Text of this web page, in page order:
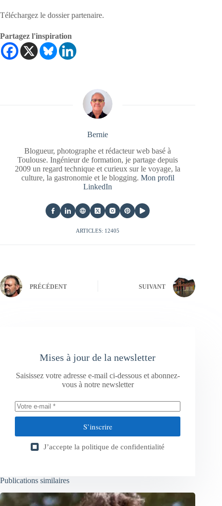
Téléchargez le dossier partenaire.
Partagez l'inspiration
Bernie
Blogueur, photographe et rédacteur web basé à
Toulouse. Ingénieur de formation, je partage depuis
2009 un regard technique et curieux sur le voyage, la
culture, la gastronomie et le blogging. Mon profil
LinkedIn
ARTICLES: 12405
PRÉCÉDENT SUIVANT
Mises à jour de la newsletter
Saisissez votre adresse e-mail ci-dessous et abonnez-
vous à notre newsletter
S’inscrire
J’accepte la politique de confidentialité
Publications similaires